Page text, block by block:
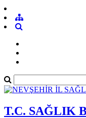
T.C. SAĞLIK